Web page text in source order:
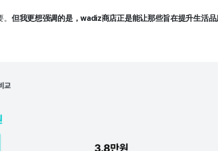
但我更想强调的是，wadiz商店正是能让那些旨在提升生活